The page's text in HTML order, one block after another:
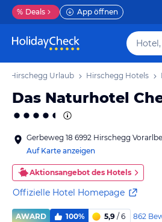
% Deals App öffnen
Hirschegg Urlaub Hirschegg Hotels
Das Naturhotel
Gerbeweg 18 6992 Hirschegg
Auf Karte anzeigen
Aktionsangebot des Hotels
Offizielle Hotel Homepage
AWARD 100% 5,9 / 6 862